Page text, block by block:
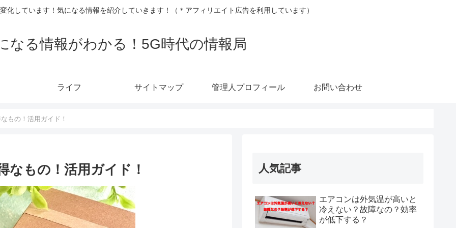
化しています！気になる情報を紹介していきます！（＊アフィリエイト広告を利用しています）
なる情報がわかる！5G時代の情報局
ライフ サイトマップ 管理人プロフィール お問い合わせ
もの！活用ガイド！
なもの！活用ガイド！ 人気記事
エアコンは外気温が高いと
冷えない？故障なの？効率
が低下する？